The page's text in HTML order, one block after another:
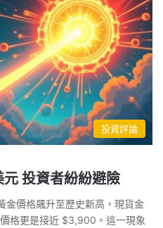
投資評論
投資者紛紛避險
金價格飆升至歷史新高，現貨金
格更是接近 $3,900。這一現象